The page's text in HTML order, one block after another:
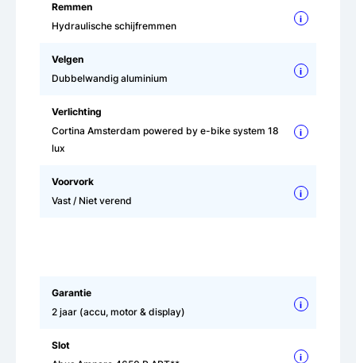
Remmen
Hydraulische schijfremmen
i
Velgen
Dubbelwandig aluminium
i
Verlichting
Cortina Amsterdam powered by e-bike system 18
lux
i
Voorvork
Vast / Niet verend
i
Garantie
2 jaar (accu, motor & display)
i
Slot
i